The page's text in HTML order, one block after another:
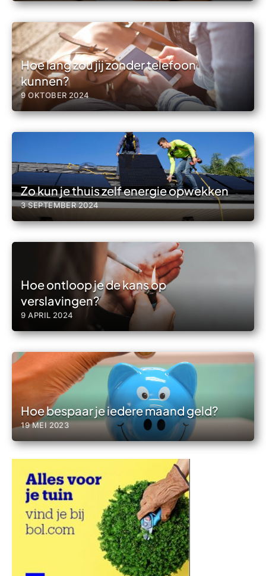
Hoe lang zou jij zonder telefoon
kunnen?
9 OKTOBER 2024
Zo kun je thuis zelf energie opwekken
3 SEPTEMBER 2024
Hoe ontloop je de kans op
verslavingen?
9 APRIL 2024
Hoe bespaar je iedere maand geld?
19 MEI 2023